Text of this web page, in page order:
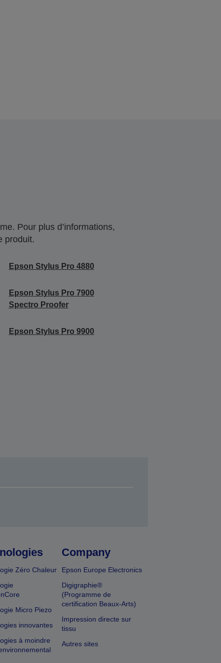
Pour plus d’informations,
produit.
Epson Stylus Pro 4880
Epson Stylus Pro 7900
Spectro Proofer
Epson Stylus Pro 9900
Zéro Chaleur
Micro Piezo
innovantes
à moindre
Company
Epson Europe Electronics
Digigraphie®
(Programme de
certification Beaux-Arts)
Impression directe sur
tissu
Autres sites